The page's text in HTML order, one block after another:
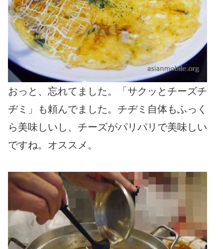
おっと、忘れてました。「サクッとチーズチ
ヂミ」も頼んでました。チヂミ自体もふっく
ら美味しいし、チーズがパリパリで美味しい
ですね。オススメ。